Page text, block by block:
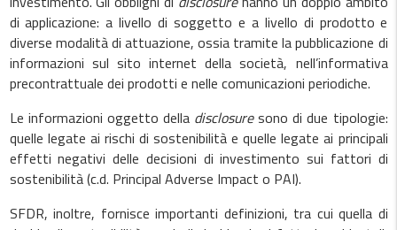
di applicazione: a livello di soggetto e a livello di prodotto e
diverse modalità di attuazione, ossia tramite la pubblicazione di
informazioni sul sito internet della società, nell’informativa
precontrattuale dei prodotti e nelle comunicazioni periodiche.
Le informazioni oggetto della disclosuresono di due tipologie:
quelle legate ai rischi di sostenibilità e quelle legate ai principali
effetti negativi delle decisioni di investimento sui fattori di
sostenibilità (c.d. Principal Adverse Impact o PAI).
SFDR, inoltre, fornisce importanti definizioni, tra cui quella di